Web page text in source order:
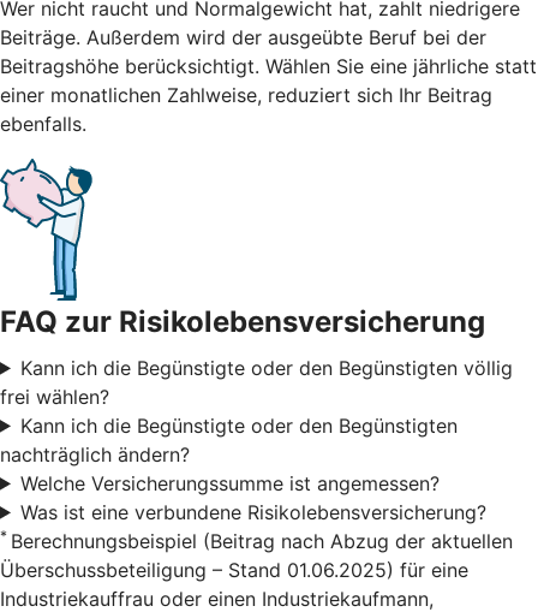
Wer nicht raucht und Normalgewicht hat, zahlt niedrigere
Beiträge. Außerdem wird der ausgeübte Beruf bei der
Beitragshöhe berücksichtigt. Wählen Sie eine jährliche statt
einer monatlichen Zahlweise, reduziert sich Ihr Beitrag
ebenfalls.
FAQ zur Risikolebensversicherung
Kann ich die Begünstigte oder den Begünstigten völlig
frei wählen?
Kann ich die Begünstigte oder den Begünstigten
nachträglich ändern?
Welche Versicherungssumme ist angemessen?
Was ist eine verbundene Risikolebensversicherung?
* Berechnungsbeispiel (Beitrag nach Abzug der aktuellen
Überschussbeteiligung – Stand 01.06.2025) für eine
Industriekauffrau oder einen Industriekaufmann,